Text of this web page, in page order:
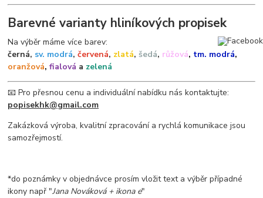
Barevné varianty hliníkových propisek
Na výběr máme více barev:
černá, sv. modrá,červená, zlatá, šedá, růžová, tm. modrá,
oranžová,fialová a zelená
📧 Pro přesnou cenu a individuální nabídku nás kontaktujte:
popisekhk@gmail.com
Zakázková výroba, kvalitní zpracování a rychlá komunikace jsou
samozřejmostí.
*do poznámky v objednávce prosím vložit text a výběr případné
ikony např "Jana Nováková + ikona e"